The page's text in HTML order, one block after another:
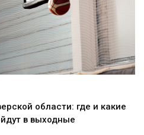
области: где и какие
в выходные